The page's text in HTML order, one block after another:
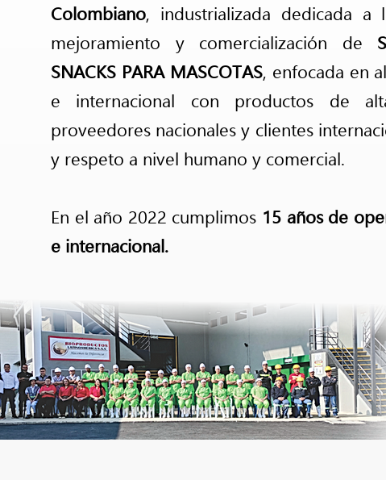
Colombiano, industrializada dedicada a
mejoramiento y comercialización de
SNACKS PARA MASCOTAS, enfocada en
e internacional con productos de
proveedores nacionales y clientes
y respeto a nivel humano y comercial.
En el año 2022 cumplimos 15 años de
e internacional.